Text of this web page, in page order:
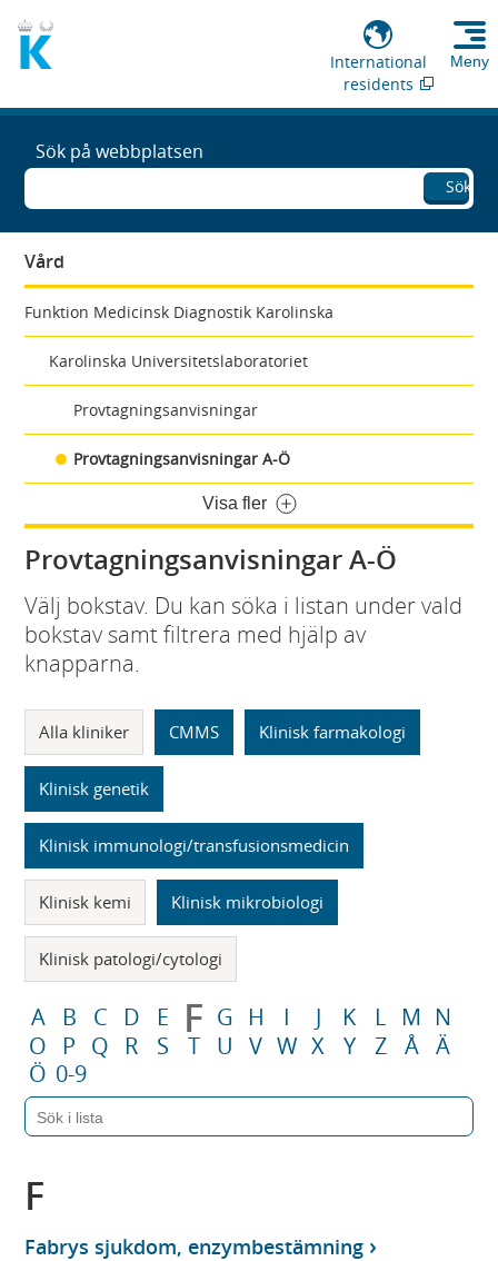
International
residents
Meny
Sök på webbplatsen
Sök
Vård
Funktion Medicinsk Diagnostik Karolinska
Karolinska Universitetslaboratoriet
Provtagningsanvisningar
Provtagningsanvisningar A-Ö
Visa fler
Provtagningsanvisningar A-Ö
Välj bokstav. Du kan söka i listan under vald
bokstav samt filtrera med hjälp av
knapparna.
Alla kliniker CMMS Klinisk farmakologi
Klinisk genetik
Klinisk immunologi/transfusionsmedicin
Klinisk kemi Klinisk mikrobiologi
Klinisk patologi/cytologi
A B C D E F G H I J K L M N
O
P Q R S T U V W X Y Z Å Ä
Ö 0-9
F
Fabrys sjukdom, enzymbestämning